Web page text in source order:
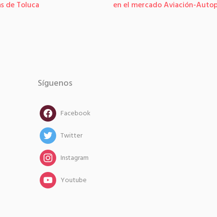
de Toluca
en el mercado Aviación-
Síguenos
facebookFacebook
twitterTwitter
instagramInstagram
instagramYoutube